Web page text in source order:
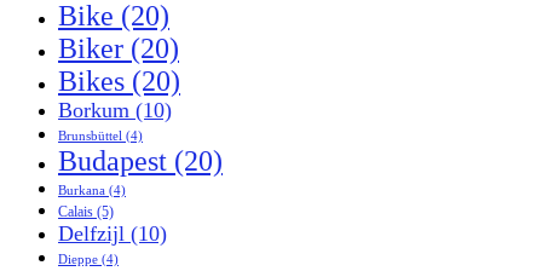
Bike (20)
Biker (20)
Bikes (20)
Borkum (10)
Brunsbüttel (4)
Budapest (20)
Burkana (4)
Calais (5)
Delfzijl (10)
Dieppe (4)